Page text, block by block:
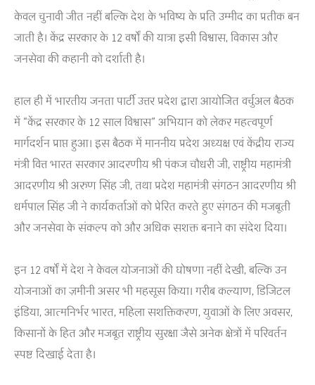
केवल चुनावी जीत नहीं बल्कि देश के भविष्य के प्रति उम्मीद का प्रतीक बन
जाती है। केंद्र सरकार के 12 वर्षों की यात्रा इसी विश्वास, विकास और
जनसेवा की कहानी को दर्शाती है।
हाल ही में भारतीय जनता पार्टी उत्तर प्रदेश द्वारा आयोजित वर्चुअल बैठक
में “केंद्र सरकार के 12 साल विश्वास” अभियान को लेकर महत्वपूर्ण
मार्गदर्शन प्राप्त हुआ। इस बैठक में माननीय प्रदेश अध्यक्ष एवं केंद्रीय राज्य
मंत्री वित्त भारत सरकार आदरणीय श्री पंकज चौधरी जी, राष्ट्रीय महामंत्री
आदरणीय श्री अरुण सिंह जी, तथा प्रदेश महामंत्री संगठन आदरणीय श्री
धर्मपाल सिंह जी ने कार्यकर्ताओं को प्रेरित करते हुए संगठन की मजबूती
और जनसेवा के संकल्प को और अधिक सशक्त बनाने का संदेश दिया।
इन 12 वर्षों में देश ने केवल योजनाओं की घोषणा नहीं देखी, बल्कि उन
योजनाओं का ज़मीनी असर भी महसूस किया। गरीब कल्याण, डिजिटल
इंडिया, आत्मनिर्भर भारत, महिला सशक्तिकरण, युवाओं के लिए अवसर,
किसानों के हित और मजबूत राष्ट्रीय सुरक्षा जैसे अनेक क्षेत्रों में परिवर्तन
स्पष्ट दिखाई देता है।